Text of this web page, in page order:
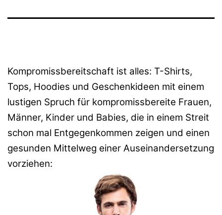
Kompromissbereitschaft ist alles: T-Shirts,
Tops, Hoodies und Geschenkideen mit einem
lustigen Spruch für kompromissbereite Frauen,
Männer, Kinder und Babies, die in einem Streit
schon mal Entgegenkommen zeigen und einen
gesunden Mittelweg einer Auseinandersetzung
vorziehen: